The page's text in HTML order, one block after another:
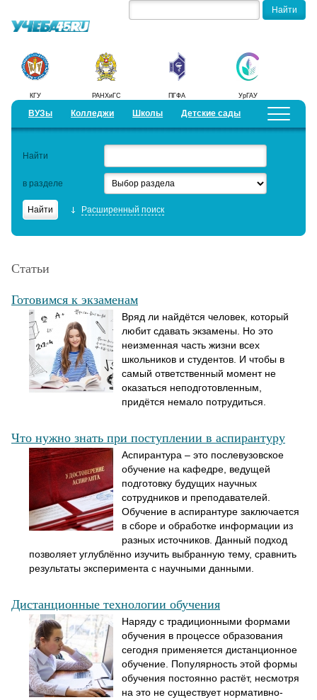
КГУ РАНХиГС ПГФА УрГАУ
ВУЗы Колледжи Школы Детские сады
Добавить уч. заведение Предложить новость
Актуальные статьи
Образовательный кредит
Найти
в разделе
Расширенный поиск
Статьи
Готовимся к экзаменам
Вряд ли найдётся человек, который
любит сдавать экзамены. Но это
неизменная часть жизни всех
школьников и студентов. И чтобы в
самый ответственный момент не
оказаться неподготовленным,
придётся немало потрудиться.
Что нужно знать при поступлении в аспирантуру
Аспирантура – это послевузовское
обучение на кафедре, ведущей
подготовку будущих научных
сотрудников и преподавателей.
Обучение в аспирантуре заключается
в сборе и обработке информации из
разных источников. Данный подход
позволяет углублённо изучить выбранную тему, сравнить
результаты эксперимента с научными данными.
Дистанционные технологии обучения
Наряду с традиционными формами
обучения в процессе образования
сегодня применяется дистанционное
обучение. Популярность этой формы
обучения постоянно растёт, несмотря
на это не существует нормативно-